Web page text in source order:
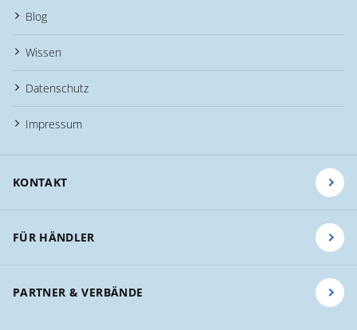
Blog
Wissen
Datenschutz
Impressum
KONTAKT
FÜR HÄNDLER
PARTNER & VERBÄNDE